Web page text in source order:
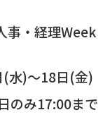
事・経理Week
(水)～18日(金
み17:00まで